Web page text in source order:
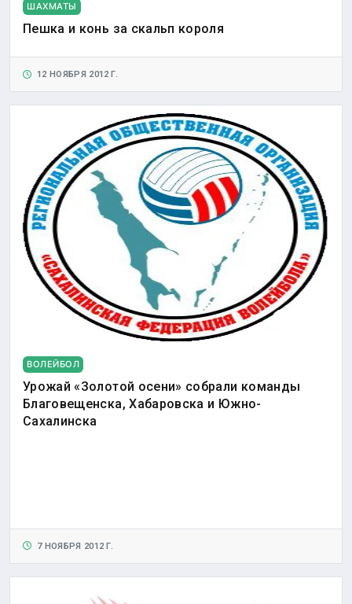
ШАХМАТЫ
Пешка и конь за скальп короля
12 НОЯБРЯ 2012 Г.
ВОЛЕЙБОЛ
Урожай «Золотой осени» собрали команды
Благовещенска, Хабаровска и Южно-
Сахалинска
7 НОЯБРЯ 2012 Г.